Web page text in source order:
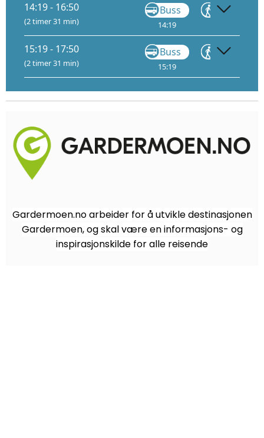
14:19 - 16:50
(2 timer 31 min)
Buss
14:19
Gå
15:19 - 17:50
(2 timer 31 min)
Buss
15:19
Gå
Gardermoen.no arbeider for å utvikle destinasjonen
Gardermoen, og skal være en informasjons- og
inspirasjonskilde for alle reisende